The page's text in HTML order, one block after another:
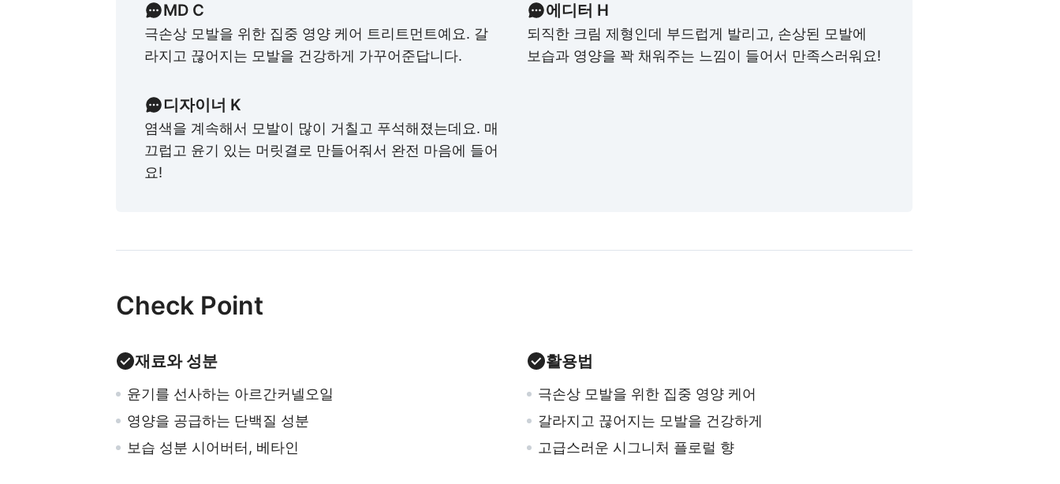
MD C
극손상 모발을 위한 집중 영양 케어 트리트먼트예요. 갈
라지고 끊어지는 모발을 건강하게 가꾸어준답니다.
에디터 H
되직한 크림 제형인데 부드럽게 발리고, 손상된 모발에
보습과 영양을 꽉 채워주는 느낌이 들어서 만족스러워요!
디자이너 K
염색을 계속해서 모발이 많이 거칠고 푸석해졌는데요. 매
끄럽고 윤기 있는 머릿결로 만들어줘서 완전 마음에 들어
요!
Check Point
재료와 성분
윤기를 선사하는 아르간커넬오일
영양을 공급하는 단백질 성분
보습 성분 시어버터, 베타인
활용법
극손상 모발을 위한 집중 영양 케어
갈라지고 끊어지는 모발을 건강하게
고급스러운 시그니처 플로럴 향